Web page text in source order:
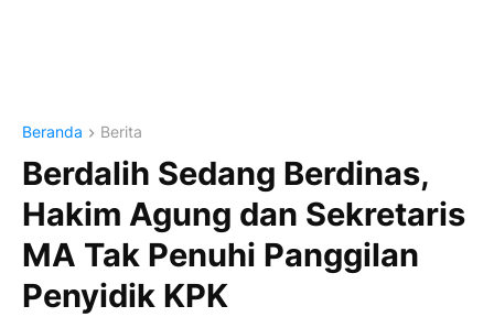
Beranda Berita
Berdalih Sedang Berdinas,
Hakim Agung dan Sekretaris
MA Tak Penuhi Panggilan
Penyidik KPK